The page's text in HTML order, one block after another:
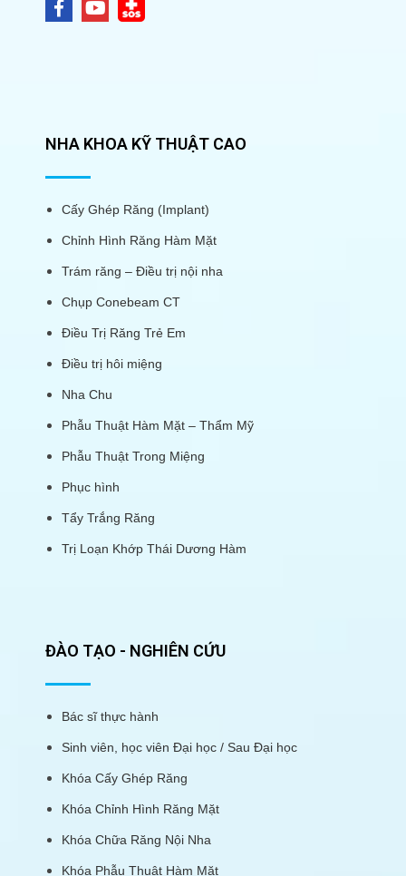
NHA KHOA KỸ THUẬT CAO
Cấy Ghép Răng (Implant)
Chỉnh Hình Răng Hàm Mặt
Trám răng – Điều trị nội nha
Chụp Conebeam CT
Điều Trị Răng Trẻ Em
Điều trị hôi miệng
Nha Chu
Phẫu Thuật Hàm Mặt – Thẩm Mỹ
Phẫu Thuật Trong Miệng
Phục hình
Tẩy Trắng Răng
Trị Loạn Khớp Thái Dương Hàm
ĐÀO TẠO - NGHIÊN CỨU
Bác sĩ thực hành
Sinh viên, học viên Đại học / Sau Đại học
Khóa Cấy Ghép Răng
Khóa Chỉnh Hình Răng Mặt
Khóa Chữa Răng Nội Nha
Khóa Phẫu Thuật Hàm Mặt